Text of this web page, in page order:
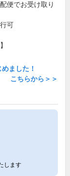
便でお受け取り
可
ました！
こちらから＞＞
します